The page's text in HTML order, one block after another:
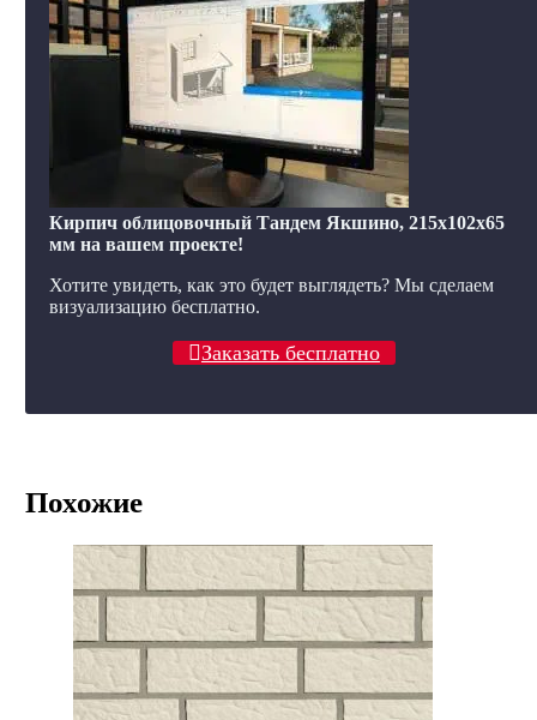
Кирпич облицовочный Тандем Якшино, 215x102x65
мм на вашем проекте!
Хотите увидеть, как это будет выглядеть? Мы сделаем
визуализацию бесплатно.
Заказать бесплатно
Похожие